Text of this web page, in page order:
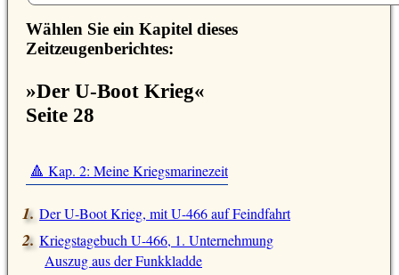
Wählen Sie ein Kapitel dieses
Zeitzeugenberichtes:
»Der U-Boot Krieg«
Seite 28
🔺 Kap. 2: Meine Kriegsmarinezeit
Der U-Boot Krieg, mit U-466 auf Feindfahrt
Kriegstagebuch U-466, 1. Unternehmung
Auszug aus der Funkkladde